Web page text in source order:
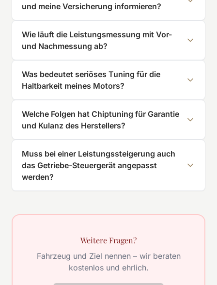
und meine Versicherung informieren?
Wie läuft die Leistungsmessung mit Vor-
und Nachmessung ab?
Was bedeutet seriöses Tuning für die
Haltbarkeit meines Motors?
Welche Folgen hat Chiptuning für Garantie
und Kulanz des Herstellers?
Muss bei einer Leistungssteigerung auch
das Getriebe-Steuergerät angepasst
werden?
Weitere Fragen?
Fahrzeug und Ziel nennen – wir beraten
kostenlos und ehrlich.